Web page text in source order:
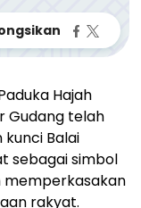
Hajah
Gudang telah
Balai
sebagai simbol
memperkasakan
rakyat.